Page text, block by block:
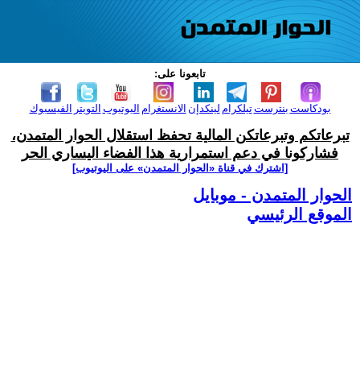
تابعونا على:
الفيسبوك التويتر اليوتيوب الانستغرام لينكدإن تيلكرامبنترست بودكاست
تبرعاتكم وتبرعاتكن المالية تحفظ استقلال الحوار المتمدن،
فشاركونا في دعم استمرارية هذا الفضاء اليساري الحر
[اشترك في قناة ‫«الحوار المتمدن» على اليوتيوب]
الحوار المتمدن - موبايل
الموقع الرئيسي